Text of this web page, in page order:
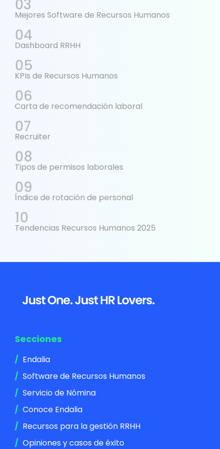
Mejores Software de Recursos Humanos
Dashboard RRHH
KPIs de Recursos Humanos
Carta de recomendación laboral
Recruiter
Tipos de permisos laborales
Índice de rotación de personal
Tendencias Recursos Humanos 2025
Footer
Secciones
Endalia
Software de Recursos Humanos
Servicio de Nómina
Conoce Endalia
Recursos para la gestión RRHH
Opiniones y casos de éxito